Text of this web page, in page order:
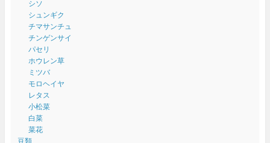
シソ
シュンギク
チマサンチュ
チンゲンサイ
パセリ
ホウレン草
ミツバ
モロヘイヤ
レタス
小松菜
白菜
菜花
豆類